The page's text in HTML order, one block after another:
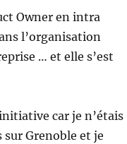
Owner en intra
l’organisation
… et elle s’est
car je n’étais
Grenoble et je